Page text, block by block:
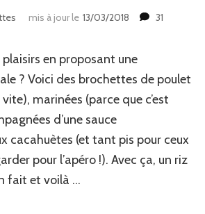
mis à jour le 13/03/2018
31
plaisirs en proposant une
? Voici des brochettes de poulet
marinées (parce que c’est
d’une sauce
cacahuètes (et tant pis pour ceux
pour l’apéro !). Avec ça, un riz
fait et voilà …